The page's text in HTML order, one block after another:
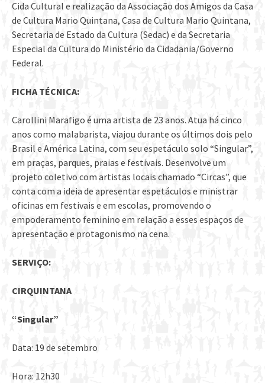
Cida Cultural e realização da Associação dos Amigos da Casa
de Cultura Mario Quintana, Casa de Cultura Mario Quintana,
Secretaria de Estado da Cultura (Sedac) e da Secretaria
Especial da Cultura do Ministério da Cidadania/Governo
Federal.
FICHA TÉCNICA:
Carollini Marafigo é uma artista de 23 anos. Atua há cinco
anos como malabarista, viajou durante os últimos dois pelo
Brasil e América Latina, com seu espetáculo solo “Singular”,
em praças, parques, praias e festivais. Desenvolve um
projeto coletivo com artistas locais chamado “Circas”, que
conta com a ideia de apresentar espetáculos e ministrar
oficinas em festivais e em escolas, promovendo o
empoderamento feminino em relação a esses espaços de
apresentação e protagonismo na cena.
SERVIÇO:
CIRQUINTANA
“Singular”
Data: 19 de setembro
Hora: 12h30